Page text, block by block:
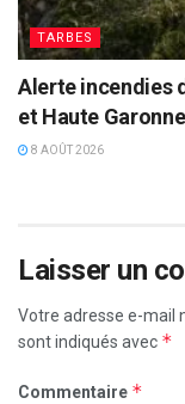
TARBES
Alerte incendies
et Haute
8 AOÛT 2026
Laisser un
Votre adresse e-mail
sont indiqués avec *
Commentaire *